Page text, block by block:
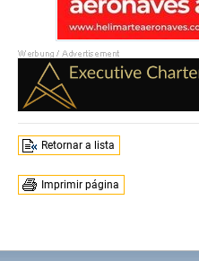
Retornar a lista
Imprimir página